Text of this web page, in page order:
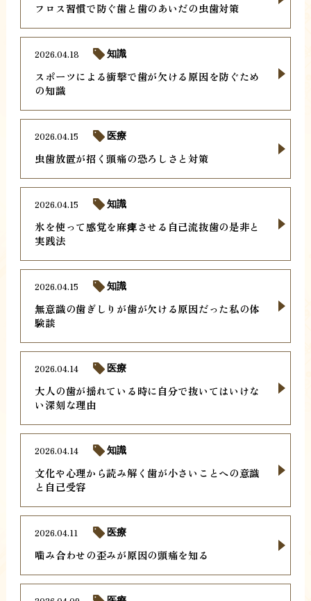
フロス習慣で防ぐ歯と歯のあいだの虫歯対策
スポーツによる衝撃で歯が欠ける原因を防ぐため
の知識
2026.04.18 知識
虫歯放置が招く頭痛の恐ろしさと対策
2026.04.15 医療
氷を使って感覚を麻痺させる自己流抜歯の是非と
実践法
2026.04.15 知識
無意識の歯ぎしりが歯が欠ける原因だった私の体
験談
2026.04.15 知識
大人の歯が揺れている時に自分で抜いてはいけな
い深刻な理由
2026.04.14 医療
文化や心理から読み解く歯が小さいことへの意識
と自己受容
2026.04.14 知識
噛み合わせの歪みが原因の頭痛を知る
2026.04.11 医療